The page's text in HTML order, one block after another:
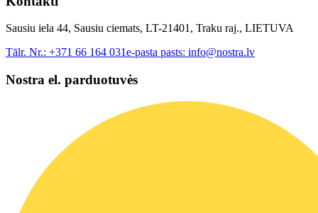
Sausiu iela 44, Sausiu ciemats, LT-21401, Traku raj., LIETUVA
Tālr. Nr.: +371 66 164 031e-pasta pasts: info@nostra.lv
Nostra el. parduotuvės